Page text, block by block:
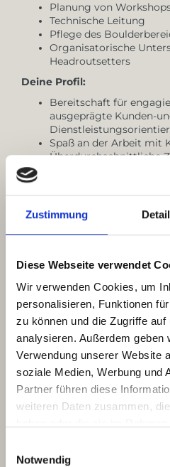
Zustimmung
Diese Webseite verwendet
Wir verwenden Cookies, um
personalisieren, Funktionen
zu können und die Zugriffe
analysieren. Außerdem geben
Verwendung unserer Website
soziale Medien, Werbung und
Partner führen diese
weiteren Daten zusammen,
Notwendig
Planung von
Technische Leitung
Pflege des
Organisatorische
Headroutsetters
Deine Profil:
Bereitschaft für
ausgeprägte Kunden-
Spaß an der Arbeit mit
Überdurchschnittliche
Bereitschaft auch am
Und das bieten wir:
Zusammenarbeit mit
Flexible Arbeitszeiten
Boulderhalle weiter zu
Erhalte Einblick in
erweitere in
Fachkompetenz
Freie Nutzung unseres
Sportangebot und die
Verbundes in
Recklinghausen (u. a.
Workouts, Cycling,
Freuen Dich auf eine
per "Du" und ohne
Wir haben dein Interesse